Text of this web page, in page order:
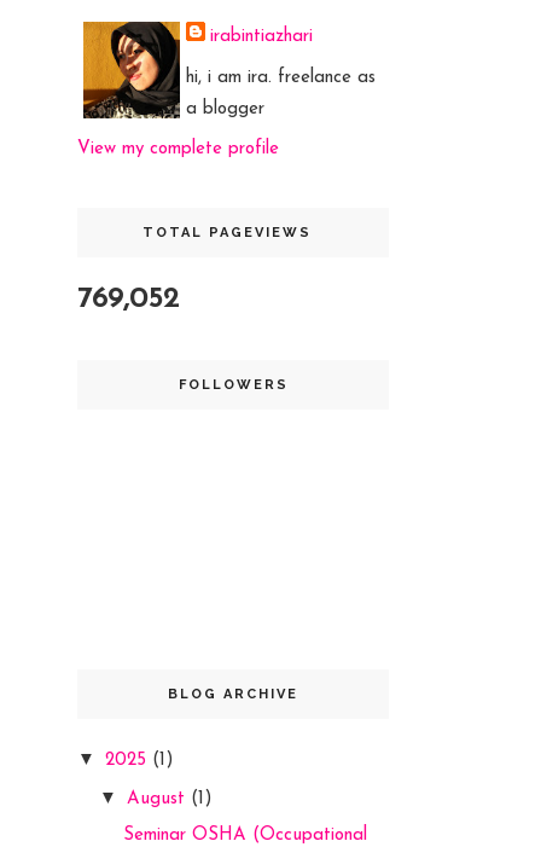
irabintiazhari
hi, i am ira. freelance as
a blogger
View my complete profile
TOTAL PAGEVIEWS
769,052
FOLLOWERS
BLOG ARCHIVE
▼ 2025 (1)
▼ August (1)
Seminar OSHA (Occupational